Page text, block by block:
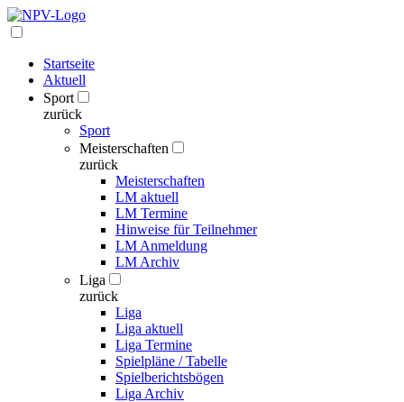
Startseite
Aktuell
Sport
zurück
Sport
Meisterschaften
zurück
Meisterschaften
LM aktuell
LM Termine
Hinweise für Teilnehmer
LM Anmeldung
LM Archiv
Liga
zurück
Liga
Liga aktuell
Liga Termine
Spielpläne / Tabelle
Spielberichtsbögen
Liga Archiv